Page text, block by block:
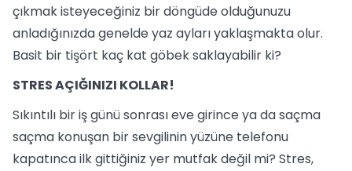
çıkmak isteyeceğiniz bir döngüde olduğunuzu
anladığınızda genelde yaz ayları yaklaşmakta olur.
Basit bir tişört kaç kat göbek saklayabilir ki?
STRES AÇIĞINIZI KOLLAR!
Sıkıntılı bir iş günü sonrası eve girince ya da saçma
saçma konuşan bir sevgilinin yüzüne telefonu
kapatınca ilk gittiğiniz yer mutfak değil mi? Stres,